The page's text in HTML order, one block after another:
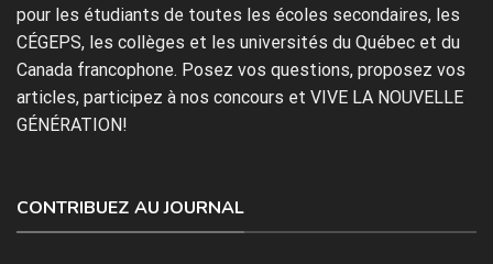
pour les étudiants de toutes les écoles secondaires, les
CÉGEPS, les collèges et les universités du Québec et du
Canada francophone. Posez vos questions, proposez vos
articles, participez à nos concours et VIVE LA NOUVELLE
GÉNÉRATION!
CONTRIBUEZ AU JOURNAL